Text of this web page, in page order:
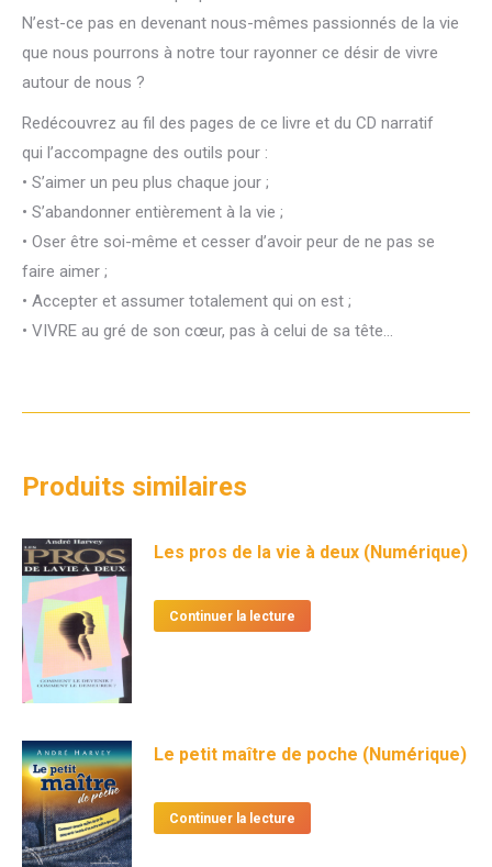
N’est-ce pas en devenant nous-mêmes passionnés de la vie
que nous pourrons à notre tour rayonner ce désir de vivre
autour de nous ?
Redécouvrez au fil des pages de ce livre et du CD narratif
qui l’accompagne des outils pour :
• S’aimer un peu plus chaque jour ;
• S’abandonner entièrement à la vie ;
• Oser être soi-même et cesser d’avoir peur de ne pas se
faire aimer ;
• Accepter et assumer totalement qui on est ;
• VIVRE au gré de son cœur, pas à celui de sa tête…
Produits similaires
Les pros de la vie à deux (Numérique)
Continuer la lecture
Le petit maître de poche (Numérique)
Continuer la lecture